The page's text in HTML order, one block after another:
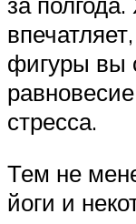
фигуры вы
стресса.
Тем не
йоги и